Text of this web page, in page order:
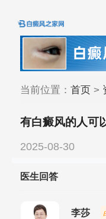
当前位置： 首页>
有白癜风的人可
2025-08-30
医生回答
李莎